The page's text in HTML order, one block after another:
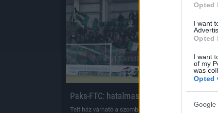
Opted
I want
Opted
I want
of my
was
Opted
Google
Hírek
Paks-FTC: hatalmas a szurkolói érdeklődés
Telt ház várható a szombati bajnokin.